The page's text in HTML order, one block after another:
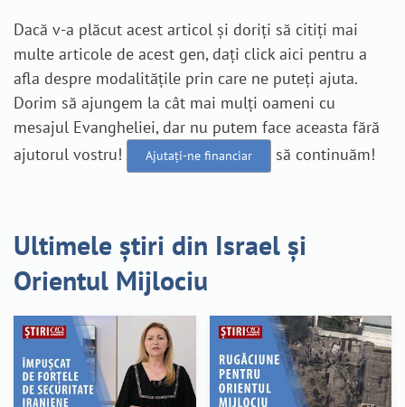
Dacă v-a plăcut acest articol și doriți să citiți mai
multe articole de acest gen, dați click aici pentru a
afla despre modalitățile prin care ne puteți ajuta.
Dorim să ajungem la cât mai mulți oameni cu
mesajul Evangheliei, dar nu putem face aceasta fără
ajutorul vostru!
Ajutați-ne financiar să continuăm!
Ultimele știri din Israel și
Orientul Mijlociu